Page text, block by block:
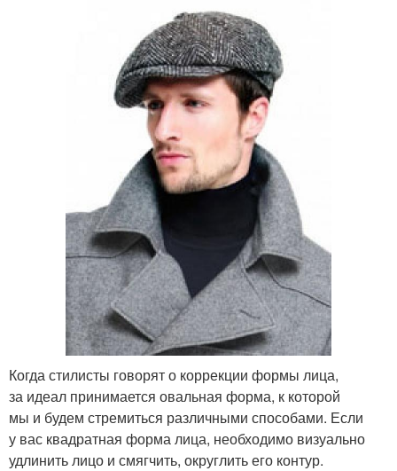
Когда стилисты говорят о коррекции формы лица,
за идеал принимается овальная форма, к которой
мы и будем стремиться различными способами. Если
у вас квадратная форма лица, необходимо визуально
удлинить лицо и смягчить, округлить его контур.